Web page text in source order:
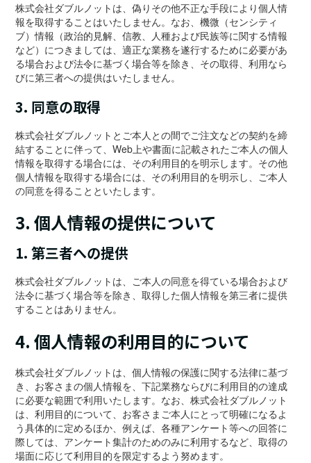
株式会社ダブルノットは、偽りその他不正な手段により個人情
報を取得することはいたしません。なお、機微（センシティ
ブ）情報（政治的見解、信教、人種および民族等に関する情報
など）につきましては、適正な業務を遂行するために必要があ
る場合および法令に基づく場合等を除き、その取得、利用なら
びに第三者への提供はいたしません。
3. 同意の取得
株式会社ダブルノットとご本人との間でご注文などの契約を締
結することに伴って、Web上や書面に記載されたご本人の個人
情報を取得する場合には、その利用目的を明示します。その他
個人情報を取得する場合には、その利用目的を明示し、ご本人
の同意を得ることといたします。
3. 個人情報の提供について
1. 第三者への提供
株式会社ダブルノットは、ご本人の同意を得ている場合および
法令に基づく場合等を除き、取得した個人情報を第三者に提供
することはありません。
4. 個人情報の利用目的について
株式会社ダブルノットは、個人情報の保護に関する法律に基づ
き、お客さまの個人情報を、下記業務ならびに利用目的の達成
に必要な範囲で利用いたします。なお、株式会社ダブルノット
は、利用目的について、お客さまご本人にとって明確になるよ
う具体的に定めるほか、例えば、各種アンケート等への回答に
際しては、アンケート集計のためのみに利用するなど、取得の
場面に応じて利用目的を限定するよう努めます。